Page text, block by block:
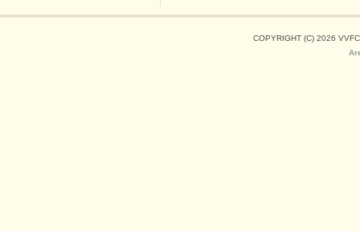
COPYRIGHT (C) 2026